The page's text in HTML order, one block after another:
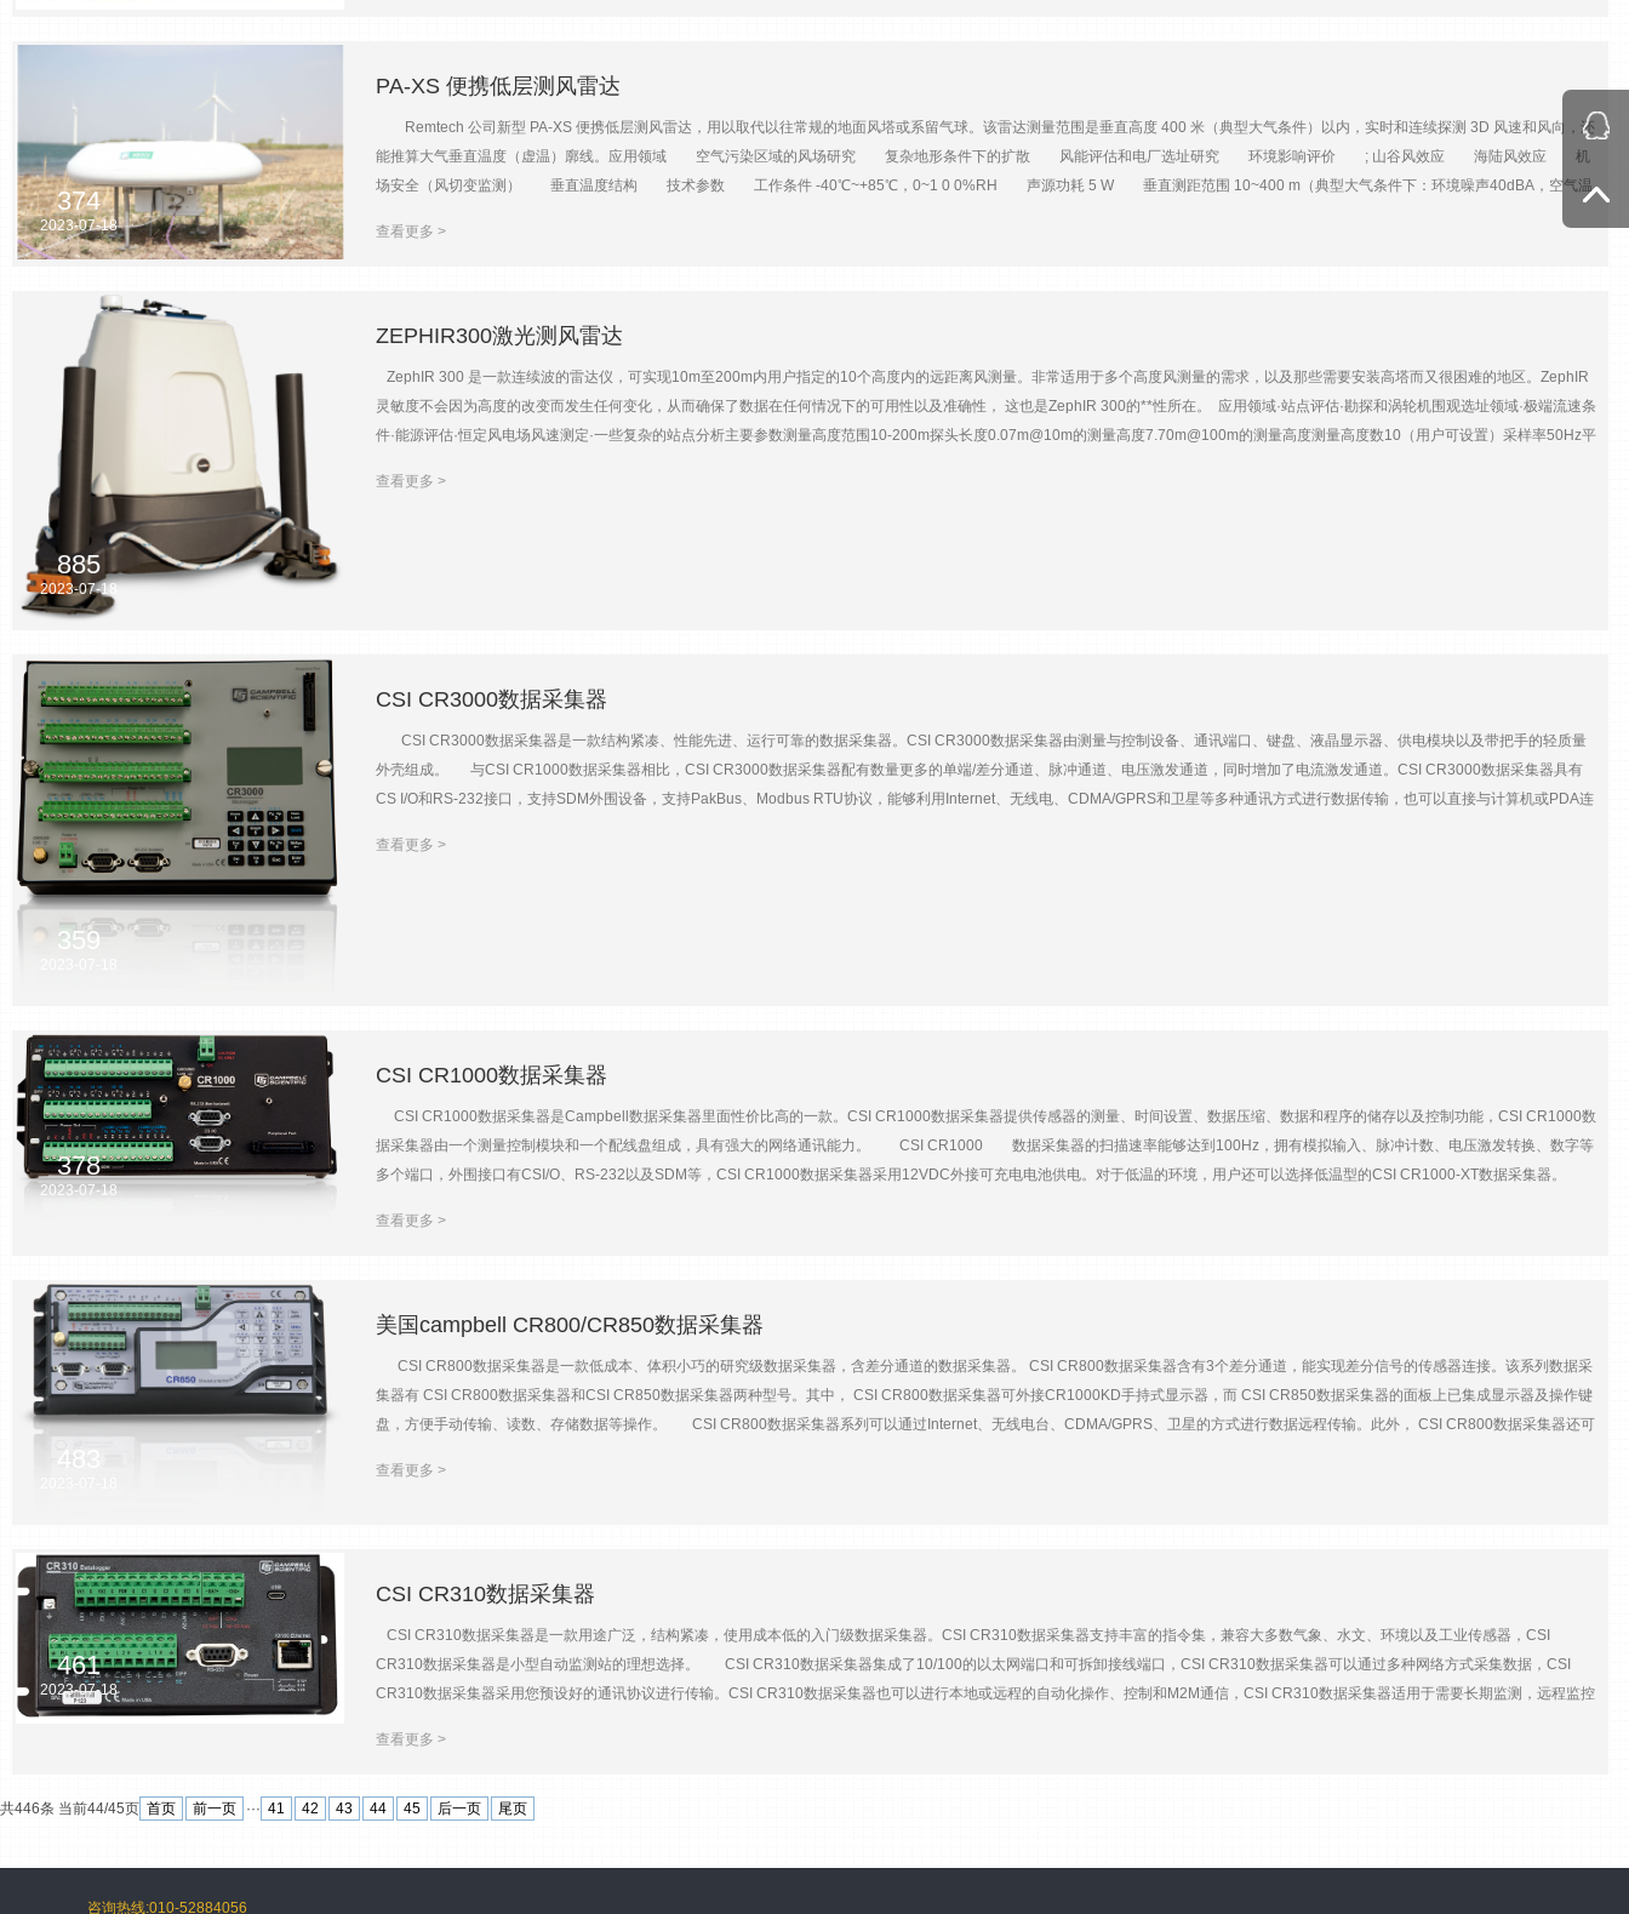
374
2023-07-18
PA-XS 便携低层测风雷达
Remtech 公司新型 PA-XS 便携低层测风雷达，用以取代以往常规的地面风塔或系留气球。该雷达测量范围是垂直高度 400 米（典型大气条件）以内，实时和连续探测 3D 风速和风向，还
能推算大气垂直温度（虚温）廓线。应用领域 空气污染区域的风场研究 复杂地形条件下的扩散 风能评估和电厂选址研究 环境影响评价 ; 山谷风效应 海陆风效应 机
场安全（风切变监测） 垂直温度结构 技术参数 工作条件 -40℃~+85℃，0~1 0 0%RH 声源功耗 5 W 垂直测距范围 10~400 m（典型大气条件下：环境噪声40dBA，空气温
m/s； 风向 测量范围：0 ~ 360°；精度：≤ 3° 总重量（主机、天线、电子配件） 7 kg
查看更多 >
885
2023-07-18
ZEPHIR300激光测风雷达
ZephIR 300 是一款连续波的雷达仪，可实现10m至200m内用户指定的10个高度内的远距离风测量。非常适用于多个高度风测量的需求，以及那些需要安装高塔而又很困难的地区。ZephIR
灵敏度不会因为高度的改变而发生任何变化，从而确保了数据在任何情况下的可用性以及准确性， 这也是ZephIR 300的**性所在。 应用领域·站点评估·勘探和涡轮机围观选址领域·极端流速条
件·能源评估·恒定风电场风速测定·一些复杂的站点分析主要参数测量高度范围10-200m探头长度0.07m@10m的测量高度7.70m@100m的测量高度测量高度数10（用户可设置）采样率50Hz平
55kg（121.3lb）数据10分钟的平均数据80kB/天3秒的数据3MB/天安全雷达等级1级防护等级IP67
查看更多 >
359
CSI CR3000数据采集器
CSI CR3000数据采集器是一款结构紧凑、性能先进、运行可靠的数据采集器。CSI CR3000数据采集器由测量与控制设备、通讯端口、键盘、液晶显示器、供电模块以及带把手的轻质量
外壳组成。 与CSI CR1000数据采集器相比，CSI CR3000数据采集器配有数量更多的单端/差分通道、脉冲通道、电压激发通道，同时增加了电流激发通道。CSI CR3000数据采集器具有
CS I/O和RS-232接口，支持SDM外围设备，支持PakBus、Modbus RTU协议，能够利用Internet、无线电、CDMA/GPRS和卫星等多种通讯方式进行数据传输，也可以直接与计算机或PDA连
瞬时过大电流对设备产生损害。 CSI CR3000数据采集器是一款性能强劲的数据采集器，CSI CR3000数据采集器可以在涡动协方差系统、**气象研究、农业研究、风力观测、交通工具测
查看更多 >
378
2023-07-18
CSI CR1000数据采集器
CSI CR1000数据采集器是Campbell数据采集器里面性价比高的一款。CSI CR1000数据采集器提供传感器的测量、时间设置、数据压缩、数据和程序的储存以及控制功能，CSI CR1000数
据采集器由一个测量控制模块和一个配线盘组成，具有强大的网络通讯能力。 CSI CR1000 数据采集器的扫描速率能够达到100Hz，拥有模拟输入、脉冲计数、电压激发转换、数字等
多个端口，外围接口有CSI/O、RS-232以及SDM等，CSI CR1000数据采集器采用12VDC外接可充电电池供电。对于低温的环境，用户还可以选择低温型的CSI CR1000-XT数据采集器。
据采集器已在气象观测、农业研究、土壤水分研究、风力观测、道路气象站、工业产品测试、通量观测、涡动协方差系统等众多领域得到了广泛应用。 标准的CSI CR1000数据采集器包含
多CSI CR1000数据采集器系统可以构建一个网络从而形成当地或整个地区的监测网络。CSI CR1000数据采集器 特点内部温度补偿，实时时钟，超时和温度变化实时校准 数据以表格形式
SRAM存储和时钟以确保数据、程序和精确的时间 支持多种扩展配件，使用方便 CSI/O和RS-232串行接口 支持PakBus、Modbus、DNP3、TCP/IP、FTP和SMTP协议、SDI-12协
议和SDM设备 CSI CR1000数据采集器 主要技术参数大扫描速率：100Hz 模拟输入：16个单端通道（8个差分） 脉冲通道：2个 工作温度： -25℃~50℃（标
准），-55℃~85℃（扩展） 内存：标准为4M内存，可扩展至16G 供电电压：9~16VDC A/D转换：13bit 微型控制器：16-bit H8S Hitachi，32-bit内部CPU
查看更多 >
483
美国campbell CR800/CR850数据采集器
CSI CR800数据采集器是一款低成本、体积小巧的研究级数据采集器，含差分通道的数据采集器。 CSI CR800数据采集器含有3个差分通道，能实现差分信号的传感器连接。该系列数据采
集器有 CSI CR800数据采集器和CSI CR850数据采集器两种型号。其中， CSI CR800数据采集器可外接CR1000KD手持式显示器，而 CSI CR850数据采集器的面板上已集成显示器及操作键
盘，方便手动传输、读数、存储数据等操作。 CSI CR800数据采集器系列可以通过Internet、无线电台、CDMA/GPRS、卫星的方式进行数据远程传输。此外， CSI CR800数据采集器还可
机。既可以作为存储介质在数据采集器和电脑之间转移数据，也可以实现数据采集器与电脑的直连。 CSI CR850数据采集器与 CSI CR800数据采集器性能一致，但集成了液晶显示屏和操
压范围：±5000mV 模拟电压精度：±（读数*0.06%+偏移量），0℃~40℃ 测量分辨率：0.33 μV 脉冲通道：2个 控制口：4个 协议支持：PakBus，Modbus，DNP3，FTP，HTTP，XML，
POP3，SMTP，Telnet，NTCIP，NTP，SDI-12，SDM
查看更多 >
461
2023-07-18
CSI CR310数据采集器
CSI CR310数据采集器是一款用途广泛，结构紧凑，使用成本低的入门级数据采集器。CSI CR310数据采集器支持丰富的指令集，兼容大多数气象、水文、环境以及工业传感器，CSI
CR310数据采集器是小型自动监测站的理想选择。 CSI CR310数据采集器集成了10/100的以太网端口和可拆卸接线端口，CSI CR310数据采集器可以通过多种网络方式采集数据，CSI
CR310数据采集器采用您预设好的通讯协议进行传输。CSI CR310数据采集器也可以进行本地或远程的自动化操作、控制和M2M通信，CSI CR310数据采集器适用于需要长期监测，远程监控
拟和数字信号传感器 集成以太网口，降低使用成本（可选WiFi） 高质量的浪涌和静电保护 PakBus, Modbus, DNP3 和其他标准协议通讯 测量多个脉冲输出或串口/数字传感器 可以发送加密的
精度：1分/钟月 USB microB接口：直连电脑（USB 2.0） RS232接口：连接RS232通讯设备或者串口传感器局域网连接 电池端子对（-BAT+）：连接12V电源输入或用于UPS模式给蓄电池充
度：±（0.04%*读数±6 μV） 优有效分辨率：0.23μV (量程±34 mV, 差分反转测量 50/60 Hz fN1) 工作温度范围：-40°C ~70°C 外形尺寸： 16.2×7.6×5.7cm 重量： 288g免责声明：因产品迭
查看更多 >
共446条 当前44/45页 首页 前一页 ··· 41 42 43 44 45 后一页 尾页
咨询热线:010-52884056